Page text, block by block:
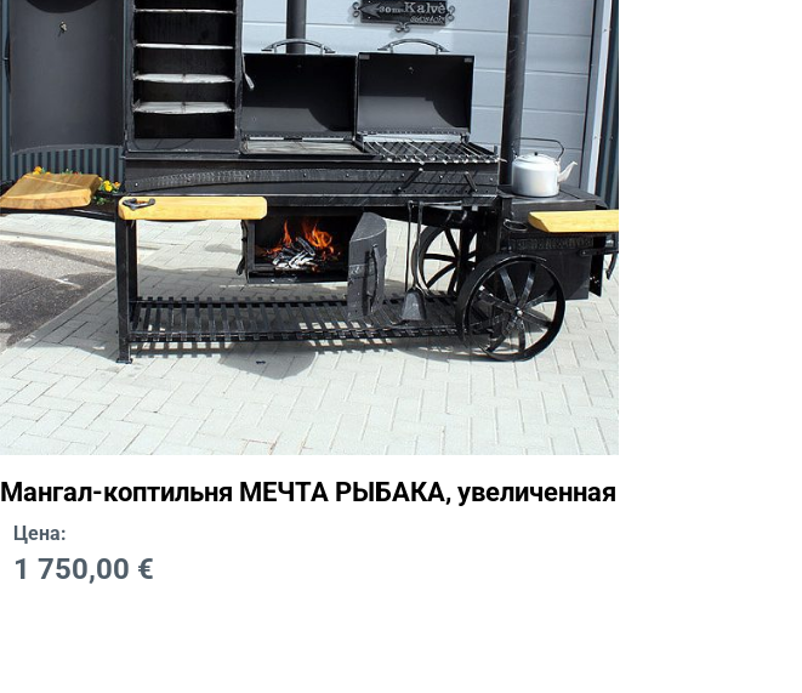
Мангал-коптильня МЕЧТА РЫБАКА, увеличенная
Цена:
1 750,00 €